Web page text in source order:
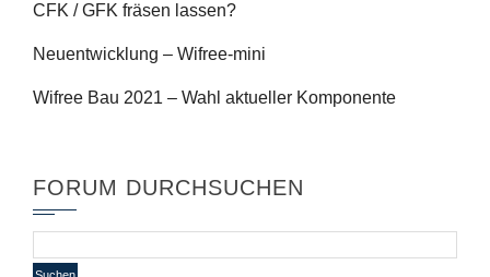
CFK / GFK fräsen lassen?
Neuentwicklung – Wifree-mini
Wifree Bau 2021 – Wahl aktueller Komponente
FORUM DURCHSUCHEN